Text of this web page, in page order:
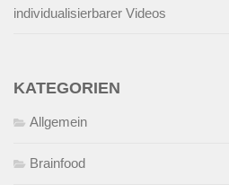
individualisierbarer Videos
KATEGORIEN
Allgemein
Brainfood